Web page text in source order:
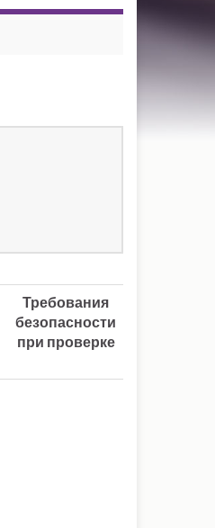
Требования
безопасности
при проверке